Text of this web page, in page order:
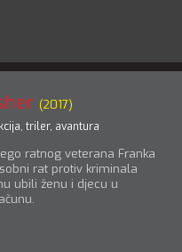
(2017)
, triler, avantura
ratnog veterana Franka
rat protiv kriminala
ubili ženu i djecu u